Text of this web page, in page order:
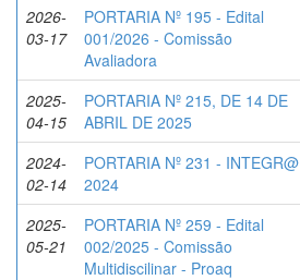
2026-
03-17
PORTARIA Nº 195 - Edital
001/2026 - Comissão
Avaliadora
2025-
04-15
PORTARIA Nº 215, DE 14 DE
ABRIL DE 2025
2024-
02-14
PORTARIA Nº 231 - INTEGR@
2024
2025-
05-21
PORTARIA Nº 259 - Edital
002/2025 - Comissão
Multidiscilinar - Proaq